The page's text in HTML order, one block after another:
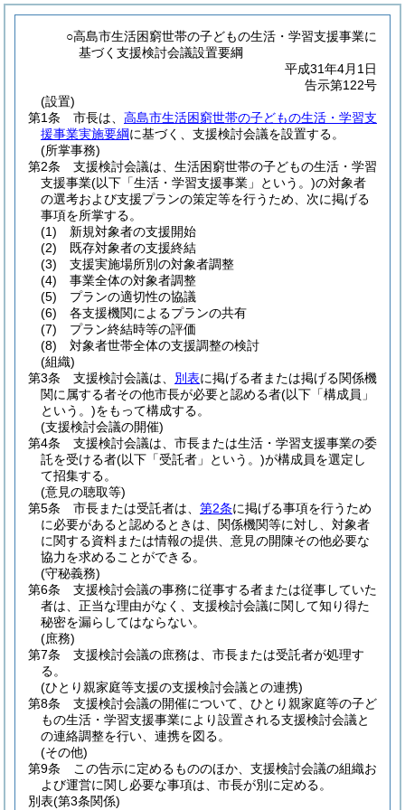
○高島市生活困窮世帯の子どもの生活・学習支援事業に
基づく支援検討会議設置要綱
平成31年4月1日
告示第122号
(設置)
第1条
市長は、 高島市生活困窮世帯の子どもの生活・学習支
援事業実施要綱に基づく、支援検討会議を設置する。
(所掌事務)
第2条
支援検討会議は、生活困窮世帯の子どもの生活・学習
支援事業(以下「生活・学習支援事業」という。)の対象者
の選考および支援プランの策定等を行うため、次に掲げる
事項を所掌する。
(1)
新規対象者の支援開始
(2)
既存対象者の支援終結
(3)
支援実施場所別の対象者調整
(4)
事業全体の対象者調整
(5)
プランの適切性の協議
(6)
各支援機関によるプランの共有
(7)
プラン終結時等の評価
(8)
対象者世帯全体の支援調整の検討
(組織)
第3条
支援検討会議は、 別表に掲げる者または掲げる関係機
関に属する者その他市長が必要と認める者(以下「構成員」
という。)をもって構成する。
(支援検討会議の開催)
第4条
支援検討会議は、市長または生活・学習支援事業の委
託を受ける者(以下「受託者」という。)が構成員を選定し
て招集する。
(意見の聴取等)
第5条
市長または受託者は、 第2条に掲げる事項を行うため
に必要があると認めるときは、関係機関等に対し、対象者
に関する資料または情報の提供、意見の開陳その他必要な
協力を求めることができる。
(守秘義務)
第6条
支援検討会議の事務に従事する者または従事していた
者は、正当な理由がなく、支援検討会議に関して知り得た
秘密を漏らしてはならない。
(庶務)
第7条
支援検討会議の庶務は、市長または受託者が処理す
る。
(ひとり親家庭等支援の支援検討会議との連携)
第8条
支援検討会議の開催について、ひとり親家庭等の子ど
もの生活・学習支援事業により設置される支援検討会議と
の連絡調整を行い、連携を図る。
(その他)
第9条
この告示に定めるもののほか、支援検討会議の組織お
よび運営に関し必要な事項は、市長が別に定める。
別表(第3条関係)